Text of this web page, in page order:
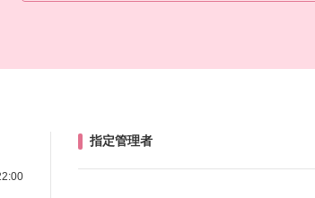
指定管理者